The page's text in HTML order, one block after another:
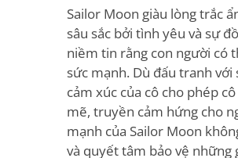
Sailor Moon giàu lòng trắc
sâu sắc bởi tình yêu và sự
niềm tin rằng con người có
sức mạnh. Dù đấu tranh
cảm xúc của cô cho phép
mẽ, truyền cảm hứng cho
mạnh của Sailor Moon
và quyết tâm bảo vệ những